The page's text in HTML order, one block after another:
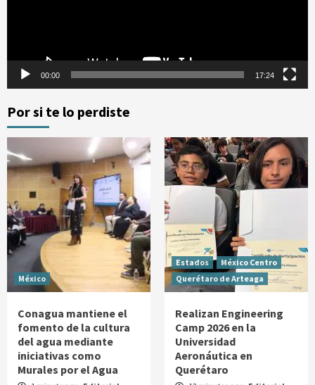
00:00 17:24
Por si te lo perdiste
México
Conagua mantiene el
fomento de la cultura
del agua mediante
iniciativas como
Murales por el Agua
Estados
México Centro
Querétaro de Arteaga
Realizan Engineering
Camp 2026 en la
Universidad
Aeronáutica en
Querétaro